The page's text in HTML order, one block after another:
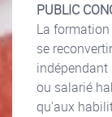
PUBLIC
La
se
ou salarié
qu'aux